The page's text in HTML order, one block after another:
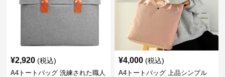
¥2,920 (税込)
A4トートバッグ 洗練された職人
¥4,000 (税込)
A4トートバッグ 上品シンプル